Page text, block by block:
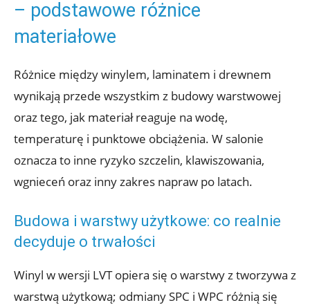
– podstawowe różnice
materiałowe
Różnice między winylem, laminatem i drewnem
wynikają przede wszystkim z budowy warstwowej
oraz tego, jak materiał reaguje na wodę,
temperaturę i punktowe obciążenia. W salonie
oznacza to inne ryzyko szczelin, klawiszowania,
wgnieceń oraz inny zakres napraw po latach.
Budowa i warstwy użytkowe: co realnie
decyduje o trwałości
Winyl w wersji LVT opiera się o warstwy z tworzywa z
warstwą użytkową; odmiany SPC i WPC różnią się